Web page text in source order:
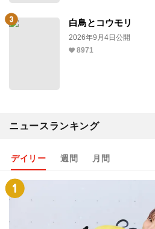
白鳥とコウモリ
2026年9月4日公開
8971
ニュースランキング
デイリー 週間 月間